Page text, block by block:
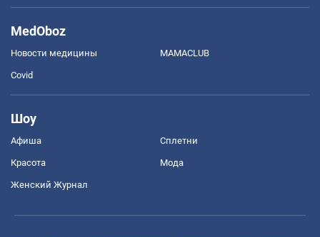
MedOboz
Новости медицины MAMACLUB
Covid
Шоу
Афиша Сплетни
Красота Мода
Женский Журнал